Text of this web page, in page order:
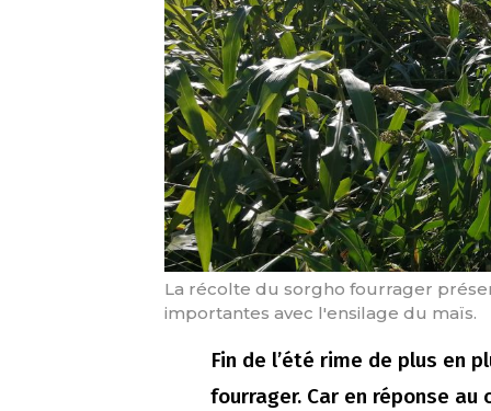
La récolte du sorgho fourrager
importantes avec l'ensilage du maïs.
Fin de l’été rime de plus en
fourrager. Car en réponse